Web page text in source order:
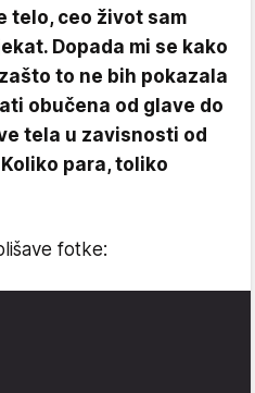
telo, ceo život sam
Dopada mi se kako
to ne bih pokazala
obučena od glave do
tela u zavisnosti od
para, toliko
fotke: